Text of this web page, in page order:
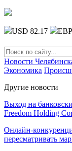
USD 82.17
Новости
Экономика
Другие новости
Выход на
Freedom Holding
Онлайн-
пересматривать